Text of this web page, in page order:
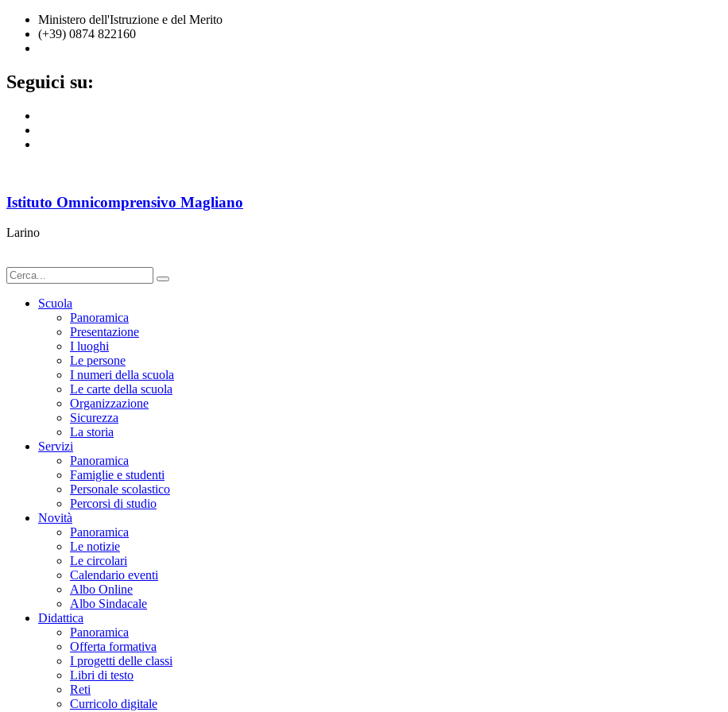
Ministero dell'Istruzione e del Merito
(+39) 0874 822160
Seguici su:
Istituto Omnicomprensivo Magliano
Larino
Scuola
Panoramica
Presentazione
I luoghi
Le persone
I numeri della scuola
Le carte della scuola
Organizzazione
Sicurezza
La storia
Servizi
Panoramica
Famiglie e studenti
Personale scolastico
Percorsi di studio
Novità
Panoramica
Le notizie
Le circolari
Calendario eventi
Albo Online
Albo Sindacale
Didattica
Panoramica
Offerta formativa
I progetti delle classi
Libri di testo
Reti
Curricolo digitale